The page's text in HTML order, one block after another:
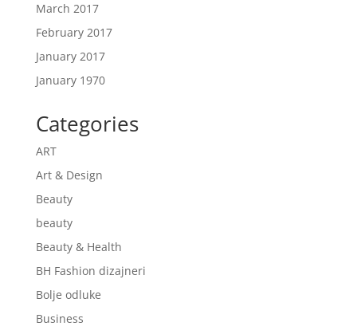
March 2017
February 2017
January 2017
January 1970
Categories
ART
Art & Design
Beauty
beauty
Beauty & Health
BH Fashion dizajneri
Bolje odluke
Business